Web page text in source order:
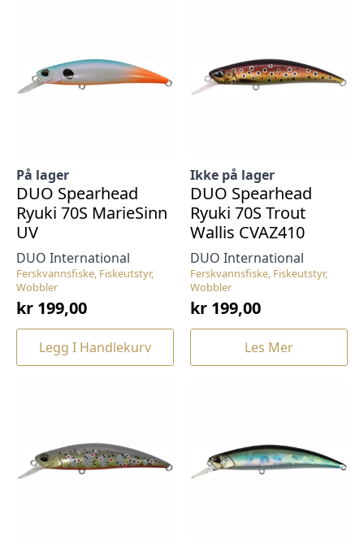
Ferskvannsfiske, Fiskeutstyr,
Wobbler
DUO International
På lager
DUO Spearhead
Ryuki 70S MarieSinn
UV
kr 199,00
Legg I Handlekurv
Ferskvannsfiske, Fiskeutstyr,
Wobbler
DUO International
Ikke på lager
DUO Spearhead
Ryuki 70S Trout
Wallis CVAZ410
kr 199,00
Les Mer